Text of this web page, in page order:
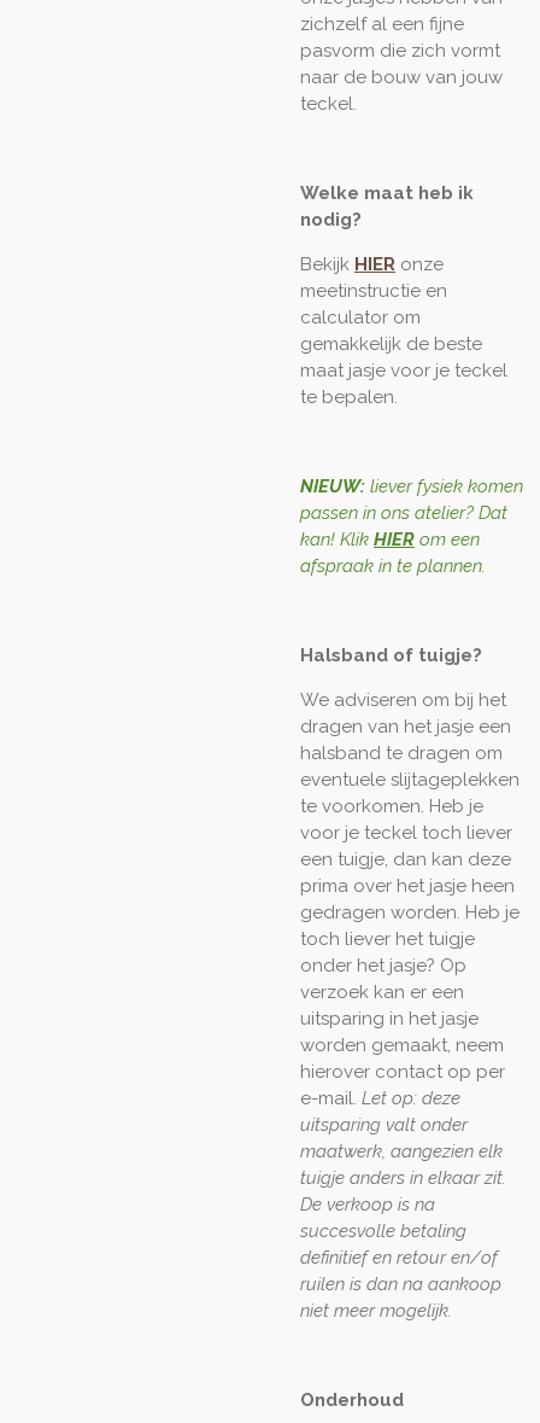
zichzelf al een fijne
pasvorm die zich vormt
naar de bouw van jouw
teckel.
Welke maat heb ik
nodig?
Bekijk HIER onze
meetinstructie en
calculator om
gemakkelijk de beste
maat jasje voor je teckel
te bepalen.
NIEUW: liever fysiek komen
passen in ons atelier? Dat
kan! Klik HIER om een
afspraak in te plannen.
Halsband of tuigje?
We adviseren om bij het
dragen van het jasje een
halsband te dragen om
eventuele slijtageplekken
te voorkomen. Heb je
voor je teckel toch liever
een tuigje, dan kan deze
prima over het jasje heen
gedragen worden. Heb je
toch liever het tuigje
onder het jasje? Op
verzoek kan er een
uitsparing in het jasje
worden gemaakt, neem
hierover contact op per
e-mail. Let op: deze
uitsparing valt onder
maatwerk, aangezien elk
tuigje anders in elkaar zit.
De verkoop is na
succesvolle betaling
definitief en retour en/of
ruilen is dan na aankoop
niet meer mogelijk.
Onderhoud